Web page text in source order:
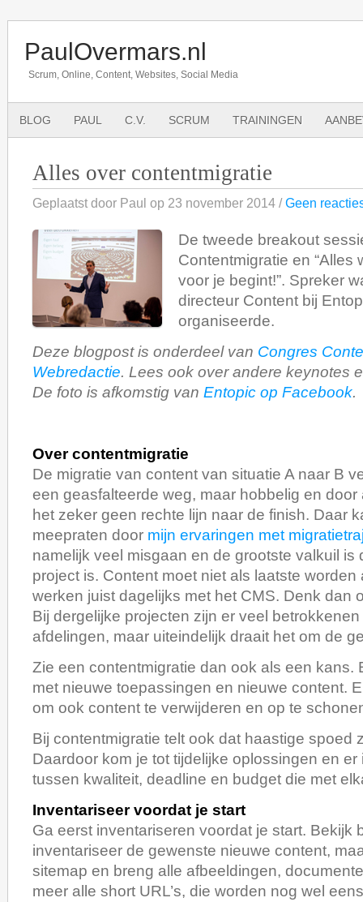
PaulOvermars.nl
Scrum, Online, Content, Websites, Social Media
BLOG PAUL C.V. SCRUM TRAININGEN
Alles over contentmigratie
Geplaatst door Paul op 23 november 2014 /Geen
De tweede breakout
Contentmigratie en “Alles
voor je begint!”. Spreker
directeur Content bij
organiseerde.
Deze blogpost is onderdeel van Congres
Webredactie. Lees ook over andere keynotes
De foto is afkomstig van Entopic op Facebook.
Over contentmigratie
De migratie van content van situatie A naar B
een geasfalteerde weg, maar hobbelig en door
het zeker geen rechte lijn naar de finish. Daar
meepraten door mijn ervaringen met
namelijk veel misgaan en de grootste valkuil is
project is. Content moet niet als laatste
werken juist dagelijks met het CMS. Denk dan
Bij dergelijke projecten zijn er veel
afdelingen, maar uiteindelijk draait het om de
Zie een contentmigratie dan ook als een kans.
met nieuwe toepassingen en nieuwe content.
om ook content te verwijderen en op te
Bij contentmigratie telt ook dat haastige spoed
Daardoor kom je tot tijdelijke oplossingen en er
tussen kwaliteit, deadline en budget die met
Inventariseer voordat je start
Ga eerst inventariseren voordat je start. Bekijk
inventariseer de gewenste nieuwe content,
sitemap en breng alle afbeeldingen,
meer alle short URL’s, die worden nog wel